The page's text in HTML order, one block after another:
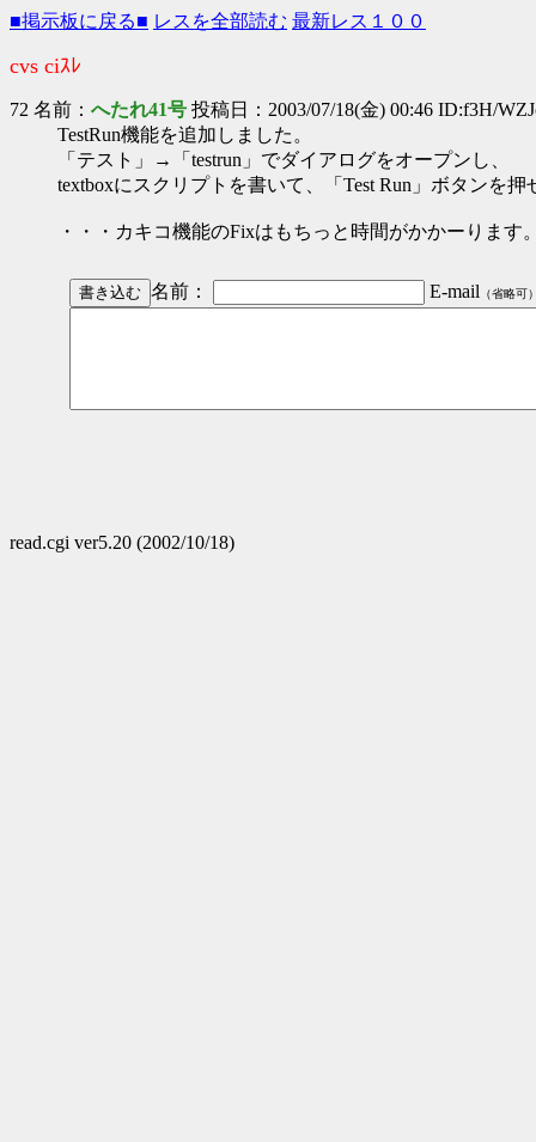
■掲示板に戻る■ レスを全部読む 最新レス１００
cvs ciｽﾚ
72 名前： へたれ41号 投稿日：2003/07/18(金) 00:46 ID:f3H/
TestRun機能を追加しました。
「テスト」→「testrun」でダイアログをオープンし、
textboxにスクリプトを書いて、「Test Run」ボタンを
・・・カキコ機能のFixはもちっと時間がかかーります
名前： E-mail （省略可
read.cgi ver5.20 (2002/10/18)